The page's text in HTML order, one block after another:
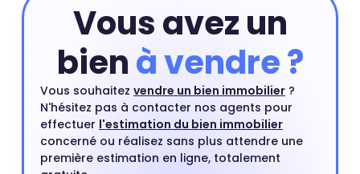
Vous avez un
bienà vendre ?
Vous souhaitez vendre un bien immobilier ?
N'hésitez pas à contacter nos agents pour
effectuer l'estimation du bien immobilier
concerné ou réalisez sans plus attendre une
première estimation en ligne, totalement